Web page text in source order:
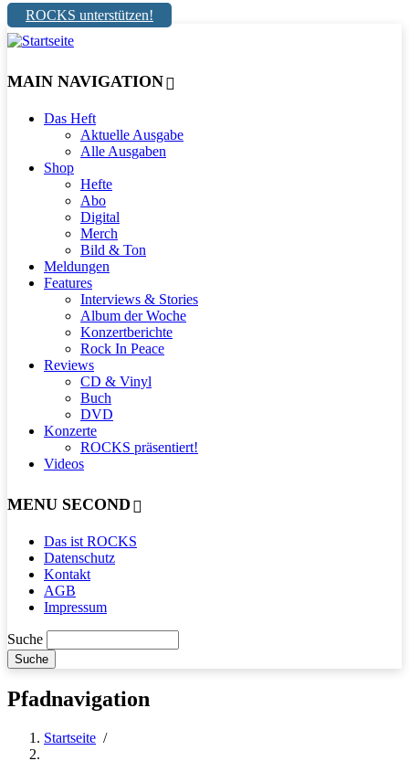
ROCKS unterstützen!
MAIN NAVIGATION
Das Heft
Aktuelle Ausgabe
Alle Ausgaben
Shop
Hefte
Abo
Digital
Merch
Bild & Ton
Meldungen
Features
Interviews & Stories
Album der Woche
Konzertberichte
Rock In Peace
Reviews
CD & Vinyl
Buch
DVD
Konzerte
ROCKS präsentiert!
Videos
MENU SECOND
Das ist ROCKS
Datenschutz
Kontakt
AGB
Impressum
Suche
Pfadnavigation
Startseite /